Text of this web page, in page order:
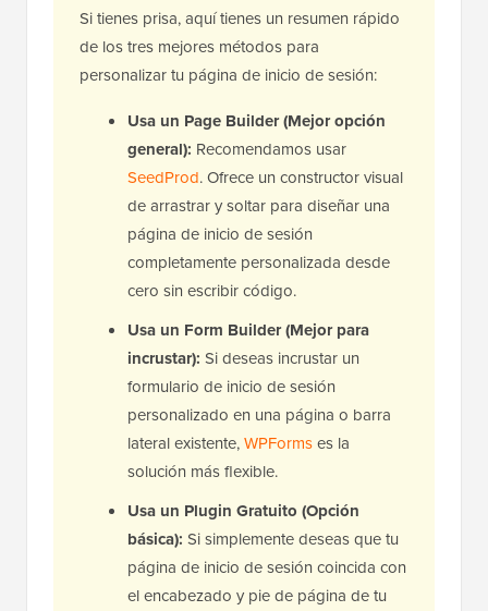
Si tienes prisa, aquí tienes un resumen rápido
de los tres mejores métodos para
personalizar tu página de inicio de sesión:
Usa un Page Builder (Mejor opción
general): Recomendamos usar
SeedProd. Ofrece un constructor visual
de arrastrar y soltar para diseñar una
página de inicio de sesión
completamente personalizada desde
cero sin escribir código.
Usa un Form Builder (Mejor para
incrustar): Si deseas incrustar un
formulario de inicio de sesión
personalizado en una página o barra
lateral existente,WPFormses la
solución más flexible.
Usa un Plugin Gratuito (Opción
básica): Si simplemente deseas que tu
página de inicio de sesión coincida con
el encabezado y pie de página de tu